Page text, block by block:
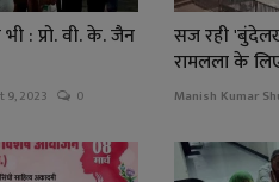
: प्रो. वी. के. जैन
9, 2023 0
सज रही
रामलला के
Manish Kumar